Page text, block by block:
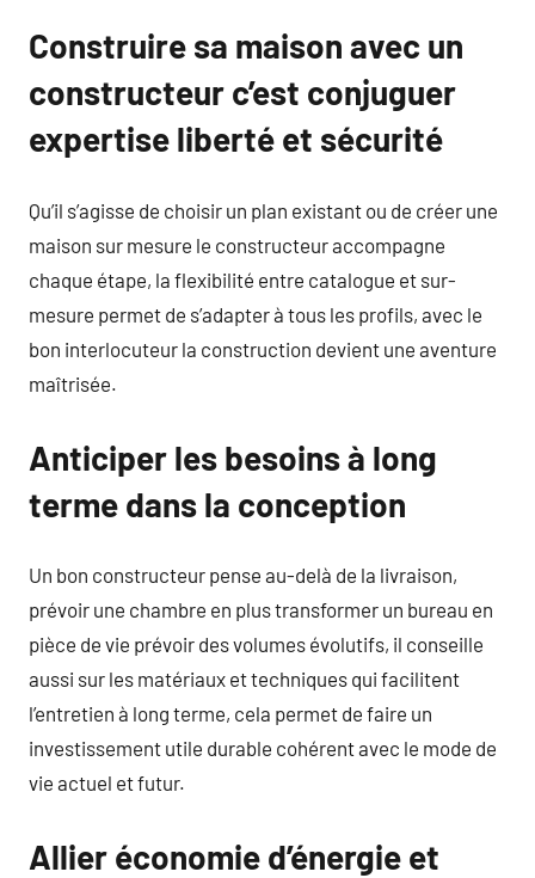
Construire sa maison avec un
constructeur c’est conjuguer
expertise liberté et sécurité
Qu’il s’agisse de choisir un plan existant ou de créer une
maison sur mesure le constructeur accompagne
chaque étape, la flexibilité entre catalogue et sur-
mesure permet de s’adapter à tous les profils, avec le
bon interlocuteur la construction devient une aventure
maîtrisée.
Anticiper les besoins à long
terme dans la conception
Un bon constructeur pense au-delà de la livraison,
prévoir une chambre en plus transformer un bureau en
pièce de vie prévoir des volumes évolutifs, il conseille
aussi sur les matériaux et techniques qui facilitent
l’entretien à long terme, cela permet de faire un
investissement utile durable cohérent avec le mode de
vie actuel et futur.
Allier économie d’énergie et